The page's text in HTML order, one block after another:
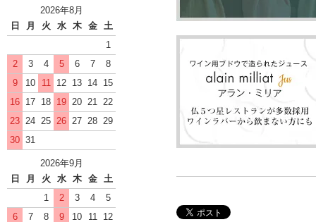
2026年8月
日
月 火 水 木 金
土
1
2
3 4 5 6 7
8
9
10 11 12 13 14 15
16 17 18 19 20 21 22
23 24 25 26 27 28 29
30 31
2026年9月
日
月 火 水 木 金
土
1
2 3 4
5
6
7 8 9 10 11
12